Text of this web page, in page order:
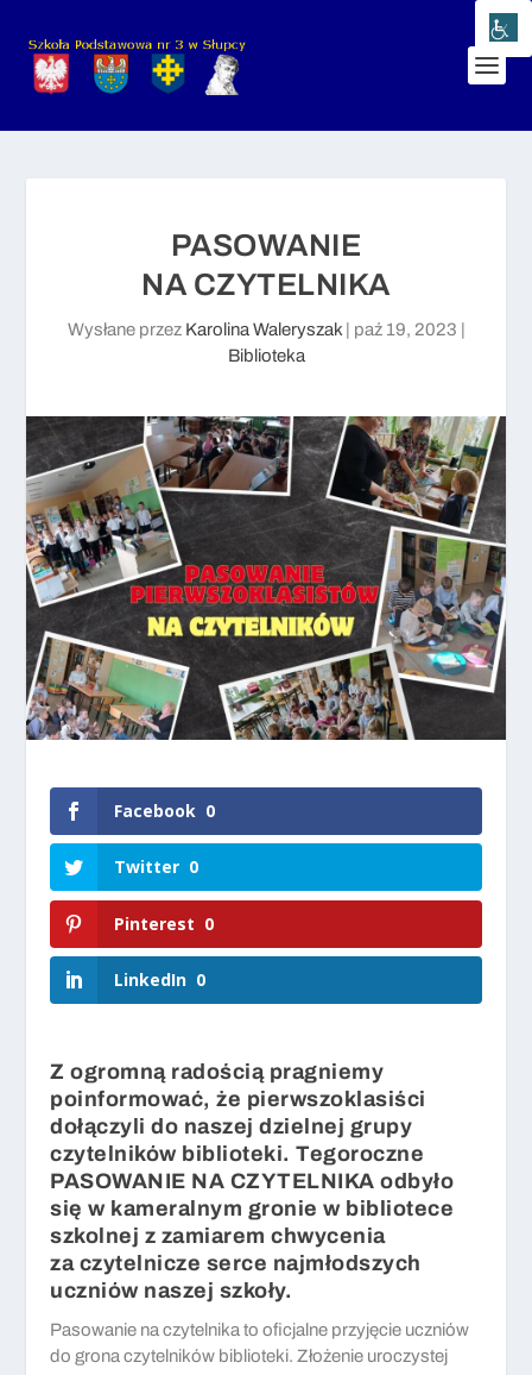
PASOWANIE
NA CZYTELNIKA
Wysłane przez Karolina Waleryszak| paź 19, 2023
Biblioteka
Facebook 0
Twitter 0
Pinterest 0
LinkedIn 0
Z ogromną radością pragniemy
poinformować, że pierwszoklasiści
dołączyli do naszej dzielnej grupy
czytelników biblioteki. Tegoroczne
PASOWANIE NA CZYTELNIKA odbyło
się w kameralnym gronie w bibliotece
szkolnej z zamiarem chwycenia
za czytelnicze serce najmłodszych
uczniów naszej szkoły.
Pasowanie na czytelnika to oficjalne przyjęcie uczniów
do grona czytelników biblioteki. Złożenie uroczystej